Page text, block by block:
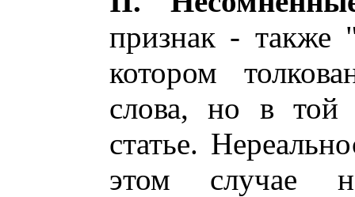
признак - также
котором
слова, но в той
статье.
этом случае